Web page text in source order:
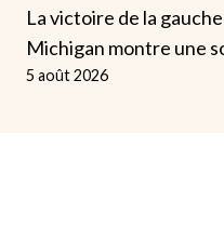
La victoire de la
Michigan montre une
5 août 2026